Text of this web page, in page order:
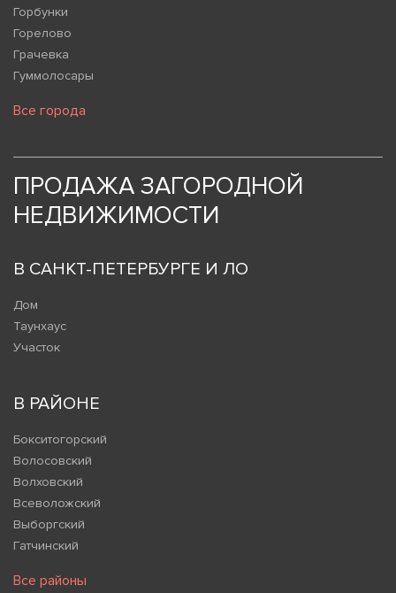
Горбунки
Горелово
Грачевка
Гуммолосары
Все города
ПРОДАЖА ЗАГОРОДНОЙ
НЕДВИЖИМОСТИ
В САНКТ-ПЕТЕРБУРГЕ И ЛО
Дом
Таунхаус
Участок
В РАЙОНЕ
Бокситогорский
Волосовский
Волховский
Всеволожский
Выборгский
Гатчинский
Все районы